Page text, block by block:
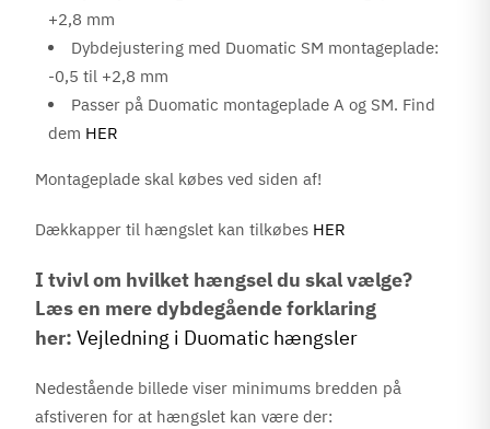
+2,8 mm
Dybdejustering med Duomatic SM montageplade:
-0,5 til +2,8 mm
Passer på Duomatic montageplade A og SM. Find
dem HER
Montageplade skal købes ved siden af!
Dækkapper til hængslet kan tilkøbes HER
I tvivl om hvilket hængsel du skal vælge?
Læs en mere dybdegående forklaring
her: Vejledning i Duomatic hængsler
Nedestående billede viser minimums bredden på
afstiveren for at hængslet kan være der: